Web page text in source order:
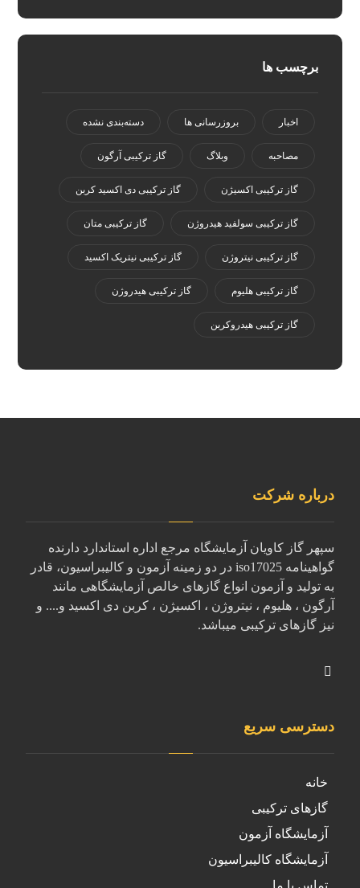
برچسب ها
اخبار بروزرسانی ها دسته‌بندی نشده
مصاحبه وبلاگ گاز ترکیبی آرگون
گاز ترکیبی اکسیژن گاز ترکیبی دی اکسید کربن
گاز ترکیبی سولفید هیدروژن گاز ترکیبی متان
گاز ترکیبی نیتروژن گاز ترکیبی نیتریک اکسید
گاز ترکیبی هلیوم گاز ترکیبی هیدروژن
گاز ترکیبی هیدروکربن
درباره شرکت
سپهر گاز کاویان آزمایشگاه مرجع اداره استاندارد دارنده
گواهینامه iso17025 در دو زمینه آزمون و کالیبراسیون، قادر
به تولید و آزمون انواع گازهای خالص آزمایشگاهی مانند
آرگون ، هلیوم ، نیتروژن ، اکسیژن ، کربن دی اکسید و.... و
نیز گازهای ترکیبی میباشد.
دسترسی سریع
خانه
گازهای ترکیبی
آزمایشگاه آزمون
آزمایشگاه کالیبراسیون
تماس با ما